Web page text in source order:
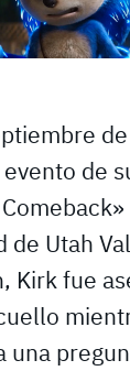
de
de Utah
Kirk fue
una